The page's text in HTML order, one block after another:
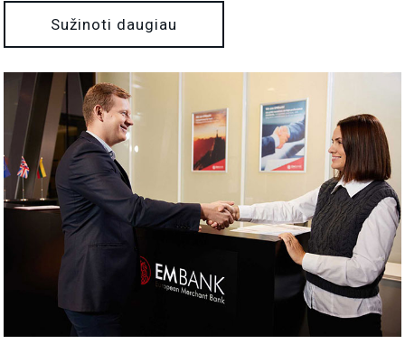
Sužinoti daugiau